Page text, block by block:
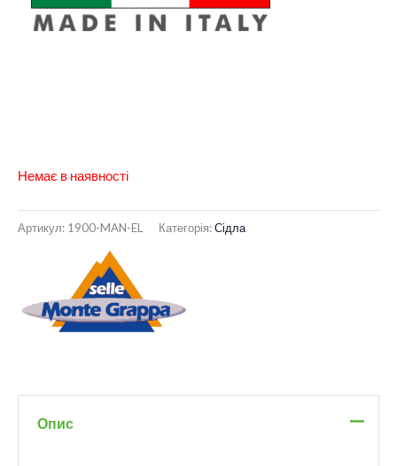
Немає в наявності
Артикул: 1900-MAN-EL Категорія:Сідла
Опис